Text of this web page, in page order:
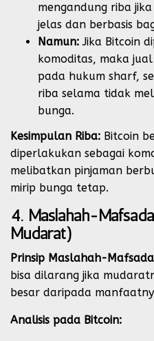
mengandung riba
jelas dan berbasis
Namun: Jika Bitcoin
komoditas, maka
pada hukum sharf,
riba selama tidak
bunga.
Kesimpulan Riba: Bitcoin
diperlakukan sebagai
melibatkan pinjaman
mirip bunga tetap.
4. Maslahah-
Mudarat)
Prinsip Maslahah-
bisa dilarang jika
besar daripada
Analisis pada Bitcoin: